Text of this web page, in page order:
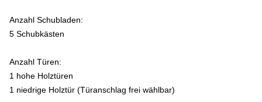
Anzahl Schubladen:
5 Schubkästen
Anzahl Türen:
1 hohe Holztüren
1 niedrige Holztür (Türanschlag frei wählbar)